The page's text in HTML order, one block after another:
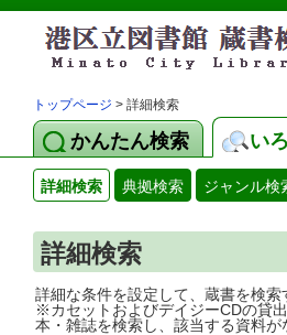
トップページ > 詳細検索
かんたん検索 い
詳細検索 典拠検索 ジャンル検
詳細検索
詳細な条件を設定して、蔵書を検索
※カセットおよびデイジーCDの貸
本・雑誌を検索し、該当する資料